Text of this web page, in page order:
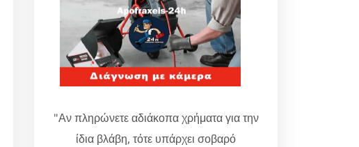
"Αν πληρώνετε αδιάκοπα χρήματα για την
ίδια βλάβη, τότε υπάρχει σοβαρό